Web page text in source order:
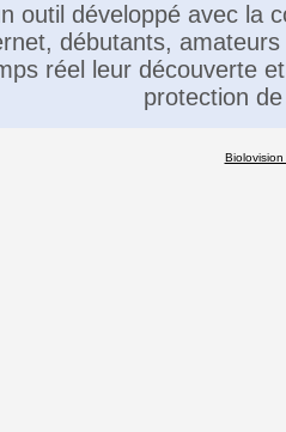
outil développé avec la
débutants,
réel leur découverte
protection
Biolovision